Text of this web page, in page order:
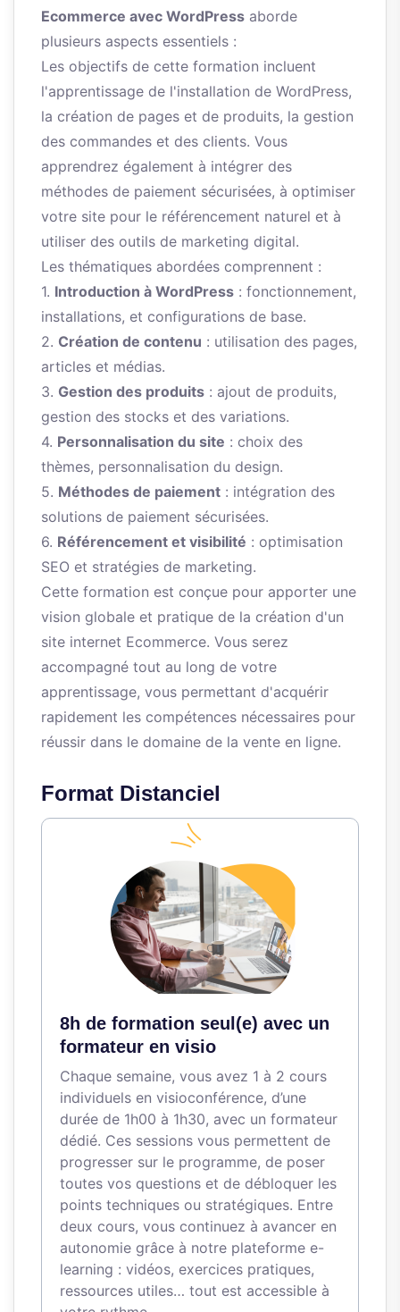
Ecommerce avec WordPress aborde
plusieurs aspects essentiels :
Les objectifs de cette formation incluent
l'apprentissage de l'installation de WordPress,
la création de pages et de produits, la gestion
des commandes et des clients. Vous
apprendrez également à intégrer des
méthodes de paiement sécurisées, à optimiser
votre site pour le référencement naturel et à
utiliser des outils de marketing digital.
Les thématiques abordées comprennent :
1. Introduction à WordPress : fonctionnement,
installations, et configurations de base.
2. Création de contenu : utilisation des pages,
articles et médias.
3. Gestion des produits : ajout de produits,
gestion des stocks et des variations.
4. Personnalisation du site : choix des
thèmes, personnalisation du design.
5. Méthodes de paiement : intégration des
solutions de paiement sécurisées.
6. Référencement et visibilité : optimisation
SEO et stratégies de marketing.
Cette formation est conçue pour apporter une
vision globale et pratique de la création d'un
site internet Ecommerce. Vous serez
accompagné tout au long de votre
apprentissage, vous permettant d'acquérir
rapidement les compétences nécessaires pour
réussir dans le domaine de la vente en ligne.
Format Distanciel
8h de formation seul(e) avec un
formateur en visio
Chaque semaine, vous avez 1 à 2 cours
individuels en visioconférence, d’une
durée de 1h00 à 1h30, avec un formateur
dédié. Ces sessions vous permettent de
progresser sur le programme, de poser
toutes vos questions et de débloquer les
points techniques ou stratégiques. Entre
deux cours, vous continuez à avancer en
autonomie grâce à notre plateforme e-
learning : vidéos, exercices pratiques,
ressources utiles… tout est accessible à